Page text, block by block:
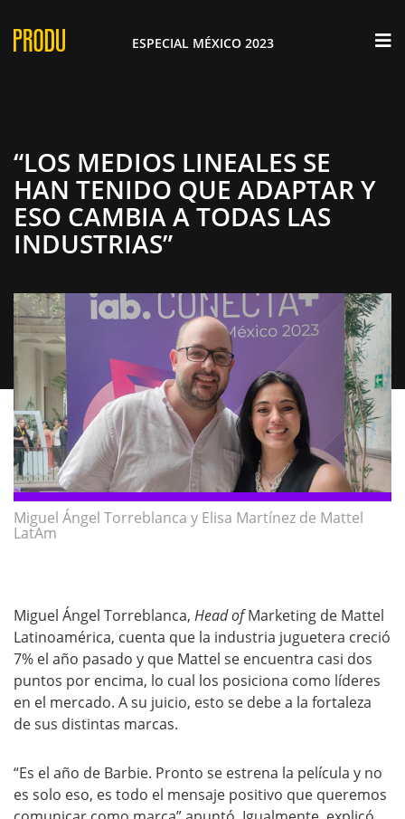
ESPECIAL MÉXICO 2023
“LOS MEDIOS LINEALES SE
HAN TENIDO QUE ADAPTAR Y
ESO CAMBIA A TODAS LAS
INDUSTRIAS”
Miguel Ángel Torreblanca y Elisa Martínez de Mattel
LatAm
Miguel Ángel Torreblanca, Head ofMarketing de Mattel
Latinoamérica, cuenta que la industria juguetera creció
7% el año pasado y que Mattel se encuentra casi dos
puntos por encima, lo cual los posiciona como líderes
en el mercado. A su juicio, esto se debe a la fortaleza
de sus distintas marcas.
“Es el año de Barbie. Pronto se estrena la película y no
es solo eso, es todo el mensaje positivo que queremos